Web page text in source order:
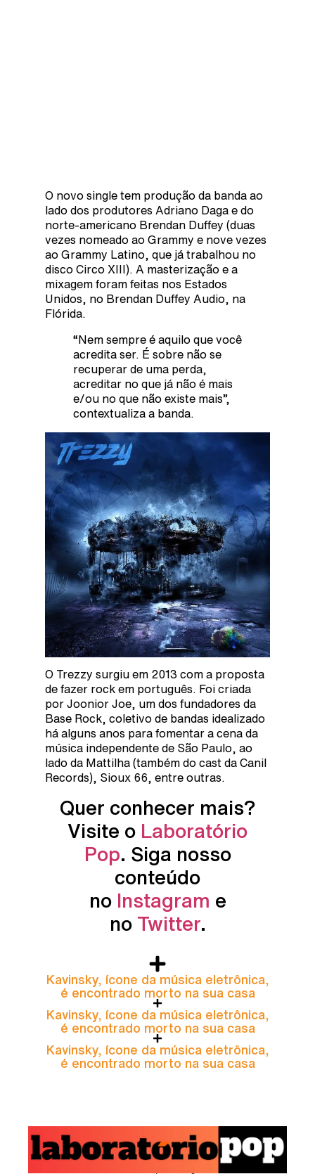
O novo single tem produção da banda ao
lado dos produtores Adriano Daga e do
norte-americano Brendan Duffey (duas
vezes nomeado ao Grammy e nove vezes
ao Grammy Latino, que já trabalhou no
disco Circo XIII). A masterização e a
mixagem foram feitas nos Estados
Unidos, no Brendan Duffey Audio, na
Flórida.
“Nem sempre é aquilo que você
acredita ser. É sobre não se
recuperar de uma perda,
acreditar no que já não é mais
e/ou no que não existe mais”,
contextualiza a banda.
O Trezzy surgiu em 2013 com a proposta
de fazer rock em português. Foi criada
por Joonior Joe, um dos fundadores da
Base Rock, coletivo de bandas idealizado
há alguns anos para fomentar a cena da
música independente de São Paulo, ao
lado da Mattilha (também do cast da Canil
Records), Sioux 66, entre outras.
Quer conhecer mais?
Visite o Laboratório
Pop. Siga nosso
conteúdo
no Instagram e
no Twitter.
Kavinsky, ícone da música eletrônica,
é encontrado morto na sua casa
Kavinsky, ícone da música eletrônica,
é encontrado morto na sua casa
Kavinsky, ícone da música eletrônica,
é encontrado morto na sua casa